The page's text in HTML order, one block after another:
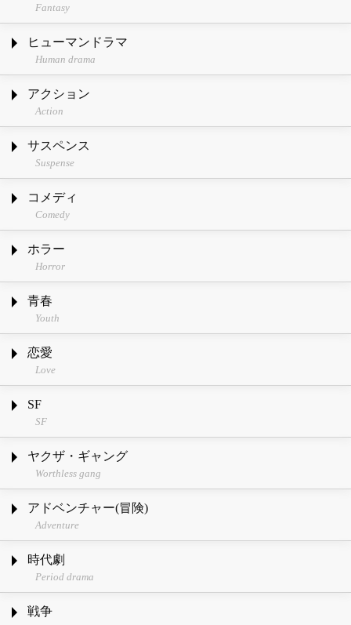
Fantasy
ヒューマンドラマ
Human drama
アクション
Action
サスペンス
Suspense
コメディ
Comedy
ホラー
Horror
青春
Youth
恋愛
Love
SF
SF
ヤクザ・ギャング
Worthless gang
アドベンチャー(冒険)
Adventure
時代劇
Period drama
戦争